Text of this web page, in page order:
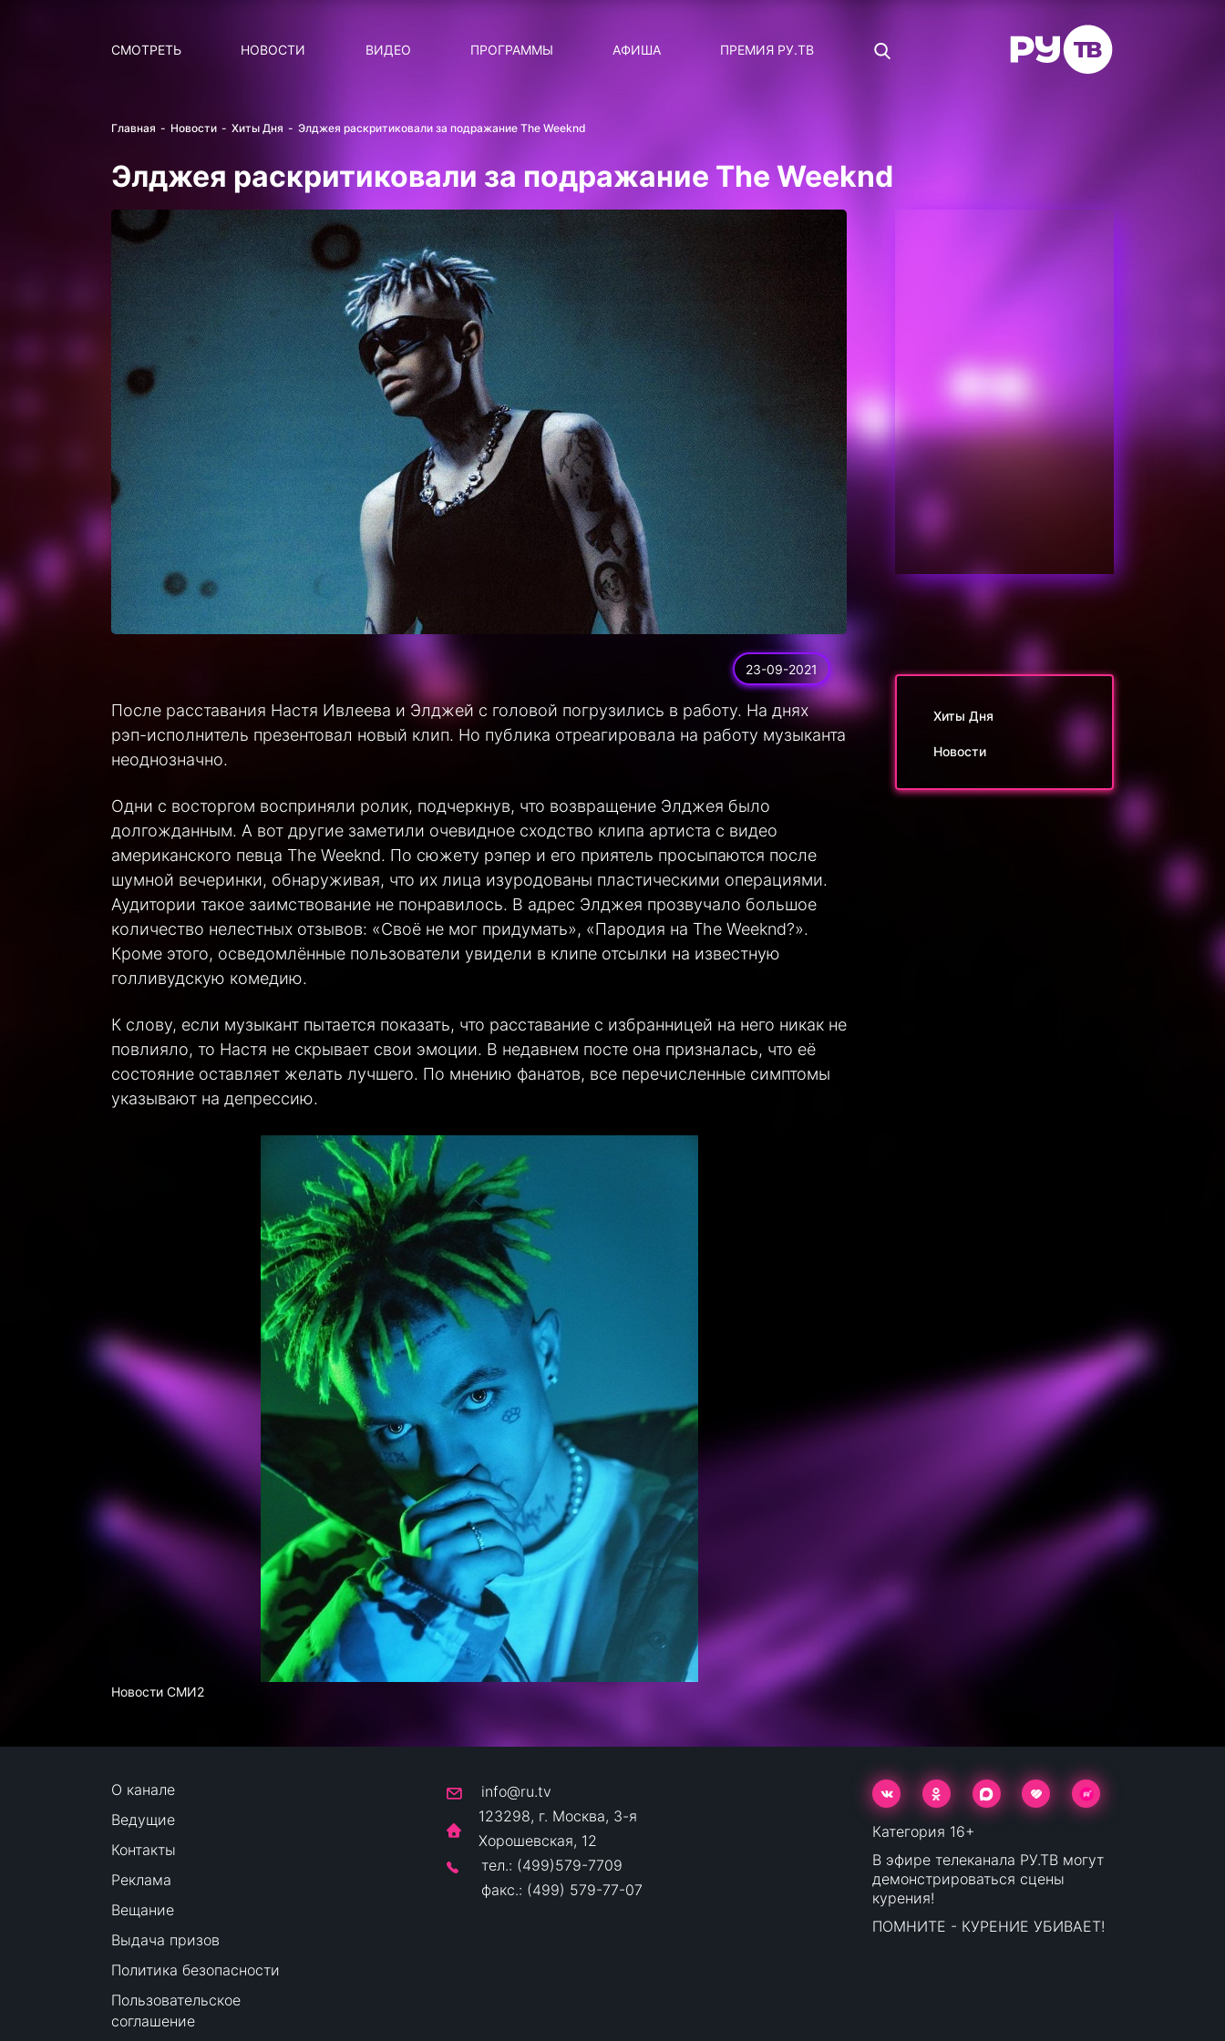
СМОТРЕТЬ НОВОСТИ
ВИДЕО
ПРОГРАММЫ
СТАТУС: В СЕТИ
СИЯЙ ПО-ЗВЁЗДНОМУ
ЛИЧНЫЙ ВОПРОС
ДОТЯНИСЬ ДО ЗВЁЗД
АФИША ПРЕМИЯ РУ.ТВ
Главная Новости Хиты Дня Элджея раскритиковали за подражание The Weeknd
Элджея раскритиковали за подражание The Weeknd
23-09-2021
После расставания Настя Ивлеева и Элджей с головой погрузились в работу. На днях
рэп-исполнитель презентовал новый клип. Но публика отреагировала на работу музыканта
неоднозначно.
Одни с восторгом восприняли ролик, подчеркнув, что возвращение Элджея было
долгожданным. А вот другие заметили очевидное сходство клипа артиста с видео
американского певца The Weeknd. По сюжету рэпер и его приятель просыпаются после
шумной вечеринки, обнаруживая, что их лица изуродованы пластическими операциями.
Аудитории такое заимствование не понравилось. В адрес Элджея прозвучало большое
количество нелестных отзывов: «Своё не мог придумать», «Пародия на The Weeknd?».
Кроме этого, осведомлённые пользователи увидели в клипе отсылки на известную
голливудскую комедию.
К слову, если музыкант пытается показать, что расставание с избранницей на него никак не
повлияло, то Настя не скрывает свои эмоции. В недавнем посте она призналась, что её
состояние оставляет желать лучшего. По мнению фанатов, все перечисленные симптомы
указывают на депрессию.
Новости СМИ2
Хиты Дня
Новости
О канале
Ведущие
Контакты
Реклама
Вещание
Выдача призов
Политика безопасности
Пользовательское
соглашение
info@ru.tv
123298, г. Москва, 3-я
Хорошевская, 12
тел.: (499)579-7709
факс.: (499) 579-77-07
Категория 16+
В эфире телеканала РУ.ТВ могут
демонстрироваться сцены
курения!
ПОМНИТЕ - КУРЕНИЕ УБИВАЕТ!